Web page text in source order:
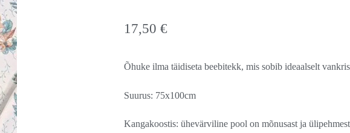
17,50 €
Õhuke ilma täidiseta beebitekk, mis sobib ideaalselt
Suurus: 75x100cm
Kangakoostis: ühevärviline pool on mõnusast ja